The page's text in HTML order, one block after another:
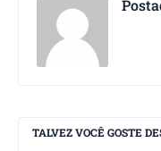
TALVEZ VOCÊ GOSTE